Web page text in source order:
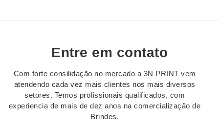
Entre em contato
Com forte consilidação no mercado a 3N PRINT vem
atendendo cada vez mais clientes nos mais diversos
setores. Temos profissionais qualificados, com
experiencia de mais de dez anos na comercialização de
Brindes.